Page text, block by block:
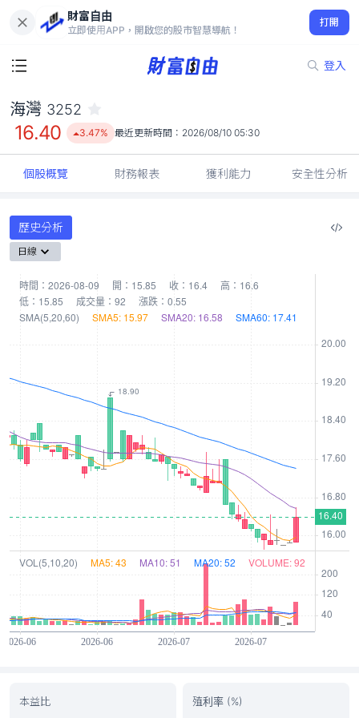
財富自由
立即使用APP，開啟您的股市智慧導航！
打開
登入
16.40
3.47%
海灣 3252
16.40 3.47% 最近更新時間： 2026/08/10 05:30
個股概覽 財務報表 獲利能力 安全性分析
歷史分析
日線
本益比 殖利率 (%)